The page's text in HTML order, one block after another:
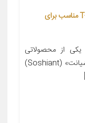
روکش صندلی خودرو سوشیانت مدل T-6 مناسب برای
از محصولاتی
است,که در گروه تولیدی صنعتی «سوشیانت» (Soshiant)